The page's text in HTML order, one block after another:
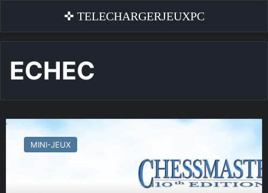
✜ TELECHARGERJEUXPC
ECHEC
Chessmaster
10ème
Édition MINI-JEUX